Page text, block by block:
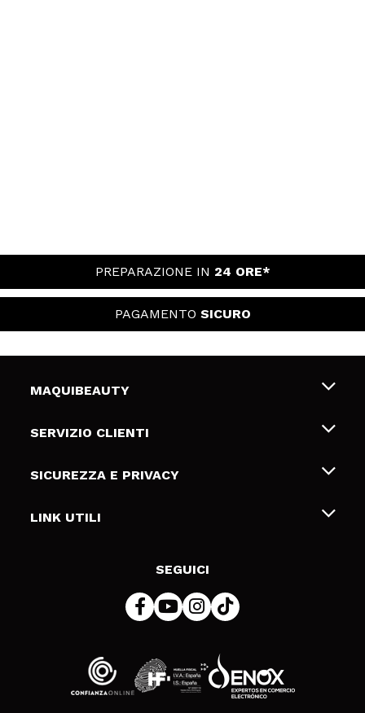
PREPARAZIONE IN 24 ORE*
PAGAMENTO SICURO
MAQUIBEAUTY
Chi siamo
Gift Cards
SERVIZIO CLIENTI
Spedizioni & Resi
Metodi di pagamamento
SICUREZZA E PRIVACY
Termini e condizioni
LINK UTILI
SEGUICI